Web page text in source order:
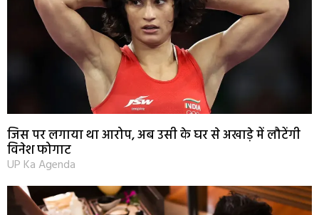
जिस पर लगाया था आरोप, अब उसी के घर से अखाड़े में लौटेंगी
विनेश फोगाट
UP Ka Agenda